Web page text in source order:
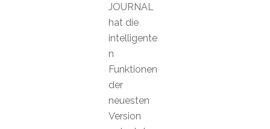
JOURNAL
hat die
intelligente
n
Funktionen
der
neuesten
Version